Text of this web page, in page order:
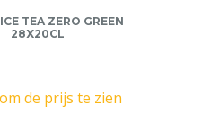
TEA ZERO GREEN
28X20CL
de prijs te zien